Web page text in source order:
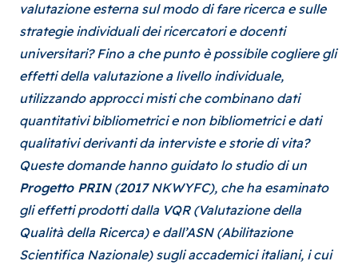
valutazione esterna sul modo di fare ricerca e sulle
strategie individuali dei ricercatori e docenti
universitari? Fino a che punto è possibile cogliere gli
effetti della valutazione a livello individuale,
utilizzando approcci misti che combinano dati
quantitativi bibliometrici e non bibliometrici e dati
qualitativi derivanti da interviste e storie di vita?
Queste domande hanno guidato lo studio di un
Progetto PRIN(2017NKWYFC), che ha esaminato
gli effetti prodotti dalla VQR (Valutazione della
Qualità della Ricerca) e dall’ASN (Abilitazione
Scientifica Nazionale) sugli accademici italiani, i cui